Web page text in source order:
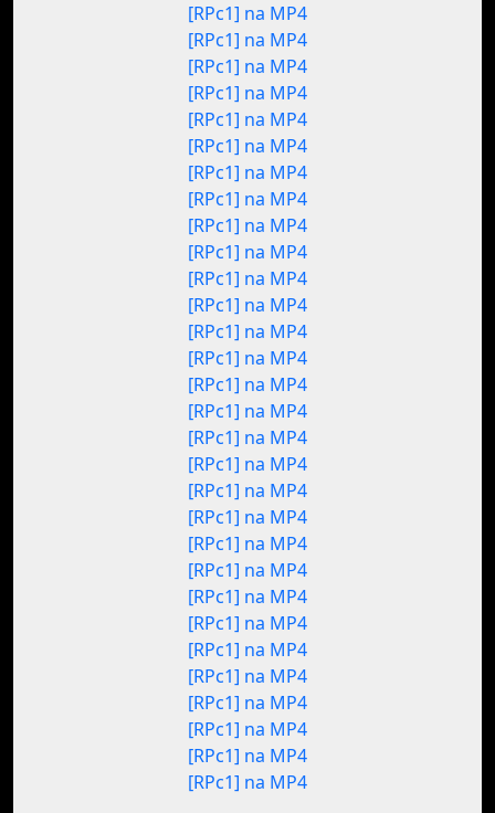
[RPc1] na MP4
[RPc1] na MP4
[RPc1] na MP4
[RPc1] na MP4
[RPc1] na MP4
[RPc1] na MP4
[RPc1] na MP4
[RPc1] na MP4
[RPc1] na MP4
[RPc1] na MP4
[RPc1] na MP4
[RPc1] na MP4
[RPc1] na MP4
[RPc1] na MP4
[RPc1] na MP4
[RPc1] na MP4
[RPc1] na MP4
[RPc1] na MP4
[RPc1] na MP4
[RPc1] na MP4
[RPc1] na MP4
[RPc1] na MP4
[RPc1] na MP4
[RPc1] na MP4
[RPc1] na MP4
[RPc1] na MP4
[RPc1] na MP4
[RPc1] na MP4
[RPc1] na MP4
[RPc1] na MP4